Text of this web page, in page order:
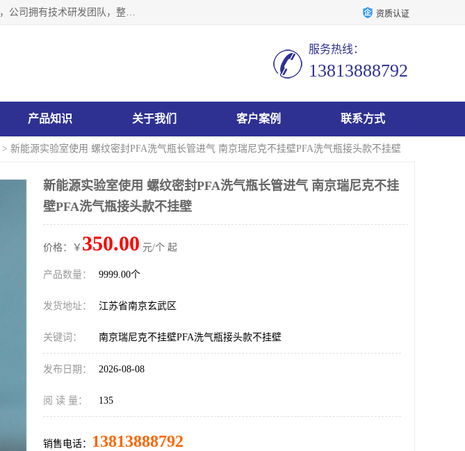
南京瑞尼克科技开发有限公司位于六朝古都南京，是一家集生产，研发，销售为一体的现代化企业，公司拥有技术研发团队，整洁明亮的厂房及的技术仪器设备，技术力量雄厚。公司长久以来一直坚持以生产研发国内完mei的痕量分析器皿为目标，客户满意的实验需求是我们永远的追求。长久以来与客户建立了良好的合作关系，在同行业中建立了自己的信誉与品牌。公司将一如既往的奋进不息，为客户带来为舒心的服务！ 资质认证
服务热线：
13813888792
产品知识 关于我们 客户案例 联系方式
> 新能源实验室使用 螺纹密封PFA洗气瓶长管进气 南京瑞尼克不挂壁PFA洗气瓶接头款不挂壁
新能源实验室使用 螺纹密封PFA洗气瓶长管进气 南京瑞尼克不挂
壁PFA洗气瓶接头款不挂壁
价格：￥ 350.00 元/个 起
产品数量： 9999.00个
发货地址： 江苏省南京玄武区
关键词： 南京瑞尼克不挂壁PFA洗气瓶接头款不挂壁
发布日期： 2026-08-08
阅 读 量： 135
销售电话： 13813888792